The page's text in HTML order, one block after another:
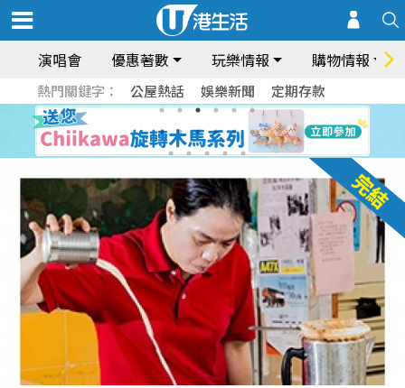
演唱會 優惠著數 玩樂情報 購物情報
熱門關鍵字： 公屋熱話 娛樂新聞 定期存款